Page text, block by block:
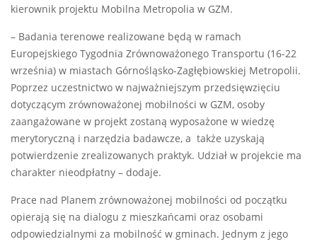
kierownik projektu Mobilna Metropolia w GZM.
– Badania terenowe realizowane będą w ramach
Europejskiego Tygodnia Zrównoważonego Transportu (16-22
września) w miastach Górnośląsko-Zagłębiowskiej Metropolii.
Poprzez uczestnictwo w najważniejszym przedsięwzięciu
dotyczącym zrównoważonej mobilności w GZM, osoby
zaangażowane w projekt zostaną wyposażone w wiedzę
merytoryczną i narzędzia badawcze, a także uzyskają
potwierdzenie zrealizowanych praktyk. Udział w projekcie ma
charakter nieodpłatny – dodaje.
Prace nad Planem zrównoważonej mobilności od początku
opierają się na dialogu z mieszkańcami oraz osobami
odpowiedzialnymi za mobilność w gminach. Jednym z jego